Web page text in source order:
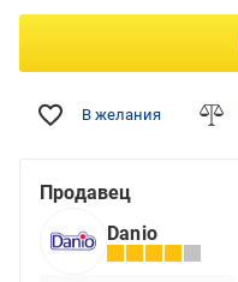
В желания
Продавец
Danio